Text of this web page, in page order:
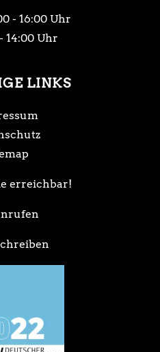
- 16:00 Uhr
14:00 Uhr
LINKS
erreichbar!